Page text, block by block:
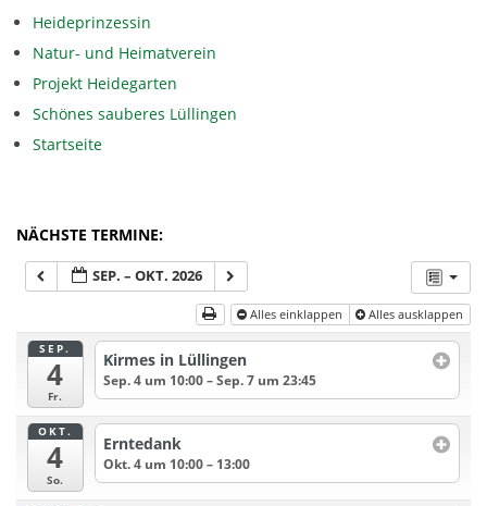
Heideprinzessin
Natur- und Heimatverein
Projekt Heidegarten
Schönes sauberes Lüllingen
Startseite
NÄCHSTE TERMINE:
SEP. – OKT. 2026
Alles einklappen Alles ausklappen
SEP.
4
Fr.
Kirmes in Lüllingen
Sep. 4 um 10:00 – Sep. 7 um 23:45
OKT.
4
So.
Erntedank
Okt. 4 um 10:00 – 13:00